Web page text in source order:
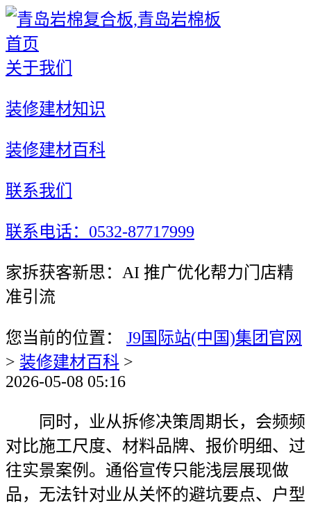
首页
关于我们
装修建材知识
装修建材百科
联系我们
联系电话：0532-87717999
家拆获客新思：AI 推广优化帮力门店精
准引流
您当前的位置： J9国际站(中国)集团官网
> 装修建材百科 >
2026-05-08 05:16
同时，业从拆修决策周期长，会频频
对比施工尺度、材料品牌、报价明细、过
往实景案例。通俗宣传只能浅层展现做
品，无法针对业从关怀的避坑要点、户型